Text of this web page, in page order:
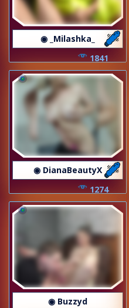
◉ _Milashka_
1841
◉ DianaBeautyX
1274
◉ Buzzyd